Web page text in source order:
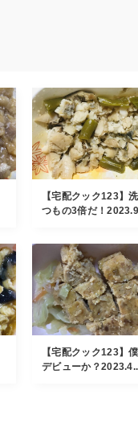
【宅配クック123】
つもの3倍だ！
【宅配クック123】
デビューか？